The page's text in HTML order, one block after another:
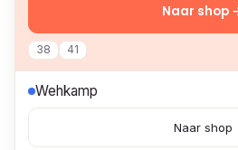
38 41
Naar shop
Wehkamp
Naar shop